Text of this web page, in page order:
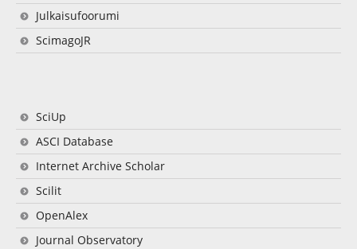
Julkaisufoorumi
ScimagoJR
SciUp
ASCI Database
Internet Archive Scholar
Scilit
OpenAlex
Journal Observatory